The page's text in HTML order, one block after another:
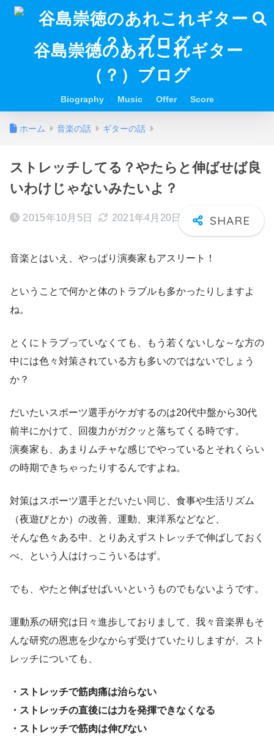
谷島崇徳のあれこれギター
（？）ブログ
Biography Music Offer Score
ホーム 音楽の話 ギターの話
ストレッチしてる？やたらと伸ばせば良
いわけじゃないみたいよ？
2015年10月5日 2021年4月20日
音楽とはいえ、やっぱり演奏家もアスリート！
ということで何かと体のトラブルも多かったりしますよ
ね。
とくにトラブっていなくても、もう若くないしな～な方の
中には色々対策されている方も多いのではないでしょう
か？
だいたいスポーツ選手がケガするのは20代中盤から30代
前半にかけて、回復力がガクッと落ちてくる時です。
演奏家も、あまりムチャな感じでやっているとそれくらい
の時期できちゃったりするんですよね。
対策はスポーツ選手とだいたい同じ、食事や生活リズム
（夜遊びとか）の改善、運動、東洋系などなど、
そんな色々ある中、とりあえずストレッチで伸ばしておく
べ、という人はけっこういるはず。
でも、やたと伸ばせばいいというものでもないようです。
運動系の研究は日々進歩しておりまして、我々音楽界もそ
んな研究の恩恵を少なからず受けていたりしますが、スト
レッチについても、
・ストレッチで筋肉痛は治らない
・ストレッチの直後には力を発揮できなくなる
・ストレッチで筋肉は伸びない